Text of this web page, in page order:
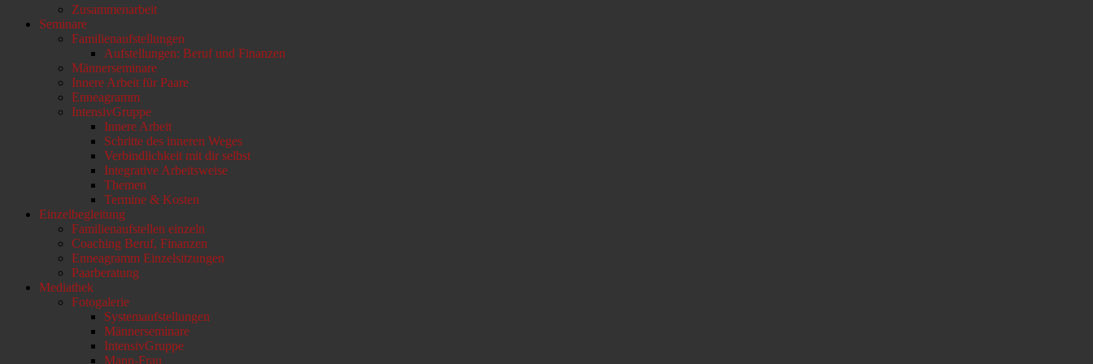
Zusammenarbeit
Seminare
Familienaufstellungen
Aufstellungen: Beruf und Finanzen
Männerseminare
Innere Arbeit für Paare
Enneagramm
IntensivGruppe
Innere Arbeit
Schritte des inneren Weges
Verbindlichkeit mit dir selbst
Integrative Arbeitsweise
Themen
Termine & Kosten
Einzelbegleitung
Familienaufstellen einzeln
Coaching Beruf, Finanzen
Enneagramm Einzelsitzungen
Paarberatung
Mediathek
Fotogalerie
Systemaufstellungen
Männerseminare
IntensivGruppe
Mann-Frau